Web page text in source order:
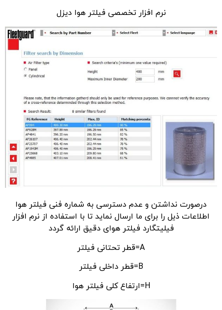
نرم افزار تخصصی فیلتر هوا دیزل
درصورت نداشتن و عدم دسترسی به شماره فنی فیلتر هوا
اطلاعات ذیل را برای ما ارسال نماید تا با استفاده از نرم افزار
فیلیتگارد فیلتر هوای دقیق ارائه گردد
A=قطر تحتانی فیلتر
B=قطر داخلی فیلتر
H=ارتفاع کلی فیلتر هوا